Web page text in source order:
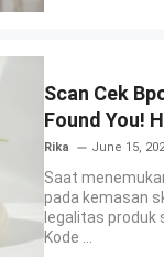
Scan Cek
Found You!
Essence
Rika June 15,
Saat
pada kemasan
legalitas produk
Kode ...